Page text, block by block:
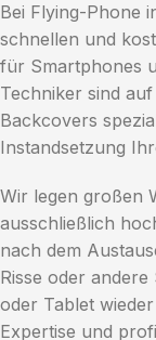
Bei Flying-Phone
schnellen und
für Smartphones
Techniker sind
Backcovers
Instandsetzung
Wir legen großen
ausschließlich
nach dem
Risse oder
oder Tablet
Expertise und